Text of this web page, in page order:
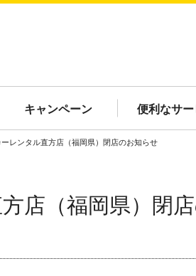
キャンペーン 便利なサ
レンタル直方店（福岡県）閉店のお知らせ
店（福岡県）閉